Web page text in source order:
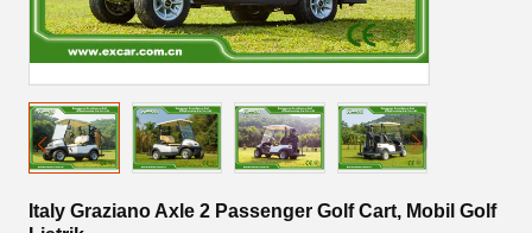
Italy Graziano Axle 2 Passenger Golf Cart, Mobil Golf